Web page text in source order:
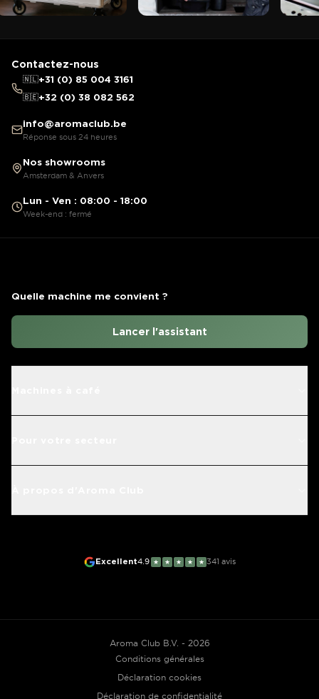
Contactez-nous
🇳🇱+31 (0) 85 004 3161
🇧🇪+32 (0) 38 082 562
info@aromaclub.be
Réponse sous 24 heures
Nos showrooms
Amsterdam & Anvers
Lun - Ven : 08:00 - 18:00
Week-end : fermé
Quelle machine me convient ?
Lancer l'assistant
Excellent4.9 ★ ★ ★ ★ ★ 341 avis
Aroma Club B.V. - 2026
Conditions générales
Déclaration cookies
Déclaration de confidentialité